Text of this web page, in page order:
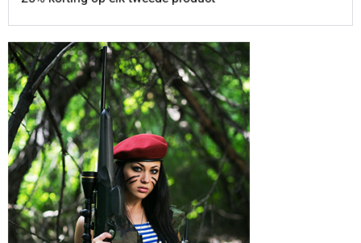
Riemen
External parts
Riemen
Tactical Vesten
Schoenen
Sokken & Footwear
Schoenen & Tactical Boots
Shirts & truien
Jassen
Kinderen
Overhemden
Shirts / T-Shirts
Tassen
Truien & Longsleeves